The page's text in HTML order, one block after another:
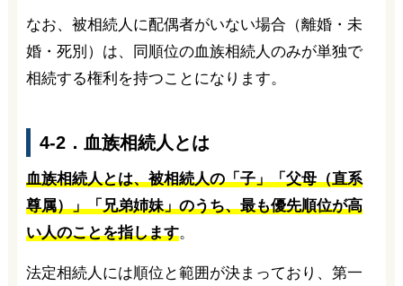
なお、被相続人に配偶者がいない場合（離婚・未
婚・死別）は、同順位の血族相続人のみが単独で
相続する権利を持つことになります。
4-2．血族相続人とは
血族相続人とは、被相続人の「子」「父母（直系
尊属）」「兄弟姉妹」のうち、最も優先順位が高
い人のことを指します。
法定相続人には順位と範囲が決まっており、第一